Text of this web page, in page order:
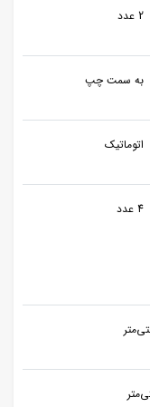
2 عدد
به سمت چپ
اتوماتیک
4 عدد